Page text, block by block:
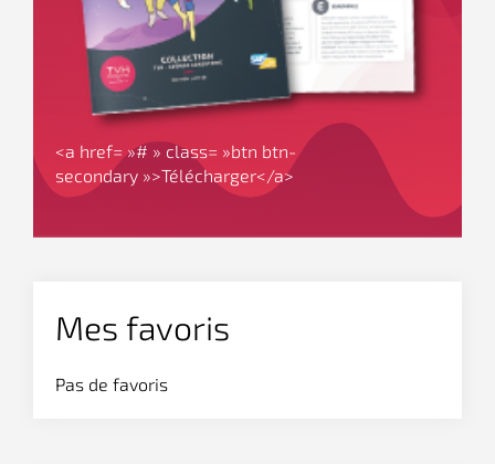
<a href= »# » class= »btn btn-
secondary »>Télécharger</a>
Mes favoris
Pas de favoris